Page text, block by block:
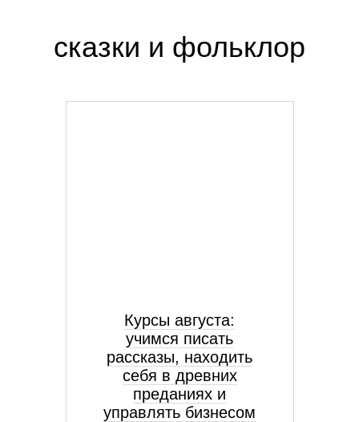
сказки и фольклор
Курсы августа:
учимся писать
рассказы, находить
себя в древних
преданиях и
управлять бизнесом